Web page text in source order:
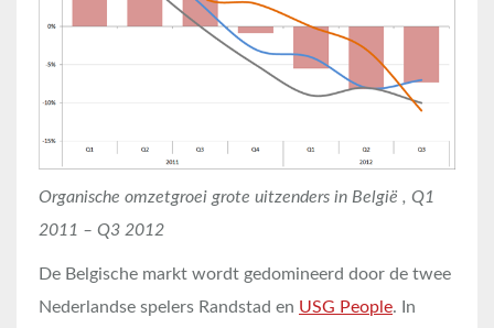
Organische omzetgroei grote uitzenders in België , Q1
2011 – Q3 2012
De Belgische markt wordt gedomineerd door de twee
Nederlandse spelers Randstad en USG People. In